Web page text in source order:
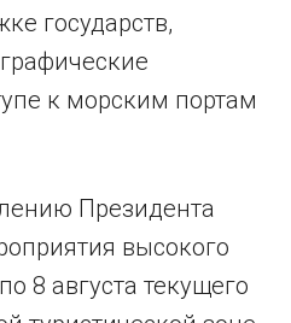
государств,
к морским портам
Президента
высокого
8 августа текущего